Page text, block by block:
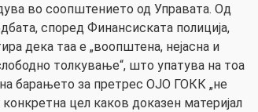
во соопштението од Управата. Од
според Финансиската полиција,
дека таа е „воопштена, нејасна и
толкување“, што упатува на тоа
барањето за претрес ОЈО ГОКК „не
конкретна цел каков доказен материјал